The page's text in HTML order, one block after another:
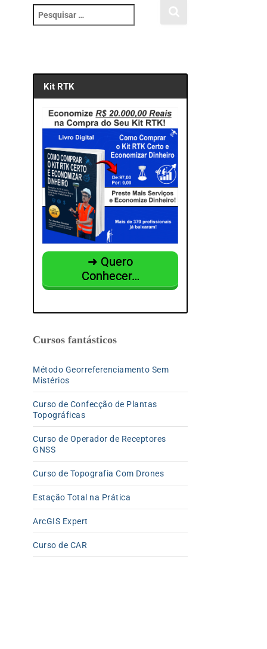
e
i
Kit RTK
➜ Quero
Conhecer…
Cursos fantásticos
Método Georreferenciamento Sem
Mistérios
Curso de Confecção de Plantas
Topográficas
Curso de Operador de Receptores
GNSS
Curso de Topografia Com Drones
Estação Total na Prática
ArcGIS Expert
Curso de CAR